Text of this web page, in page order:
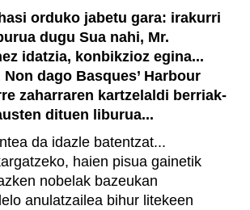
orduko jabetu gara: irakurri
dugu Sua nahi, Mr.
idatzia, konbikzioz egina...
dago Basques’ Harbour
zaharraren kartzelaldi berriak-
dituen liburua...
da idazle batentzat...
haien pisua gainetik
nobelak bazeukan
anulatzailea bihur litekeen